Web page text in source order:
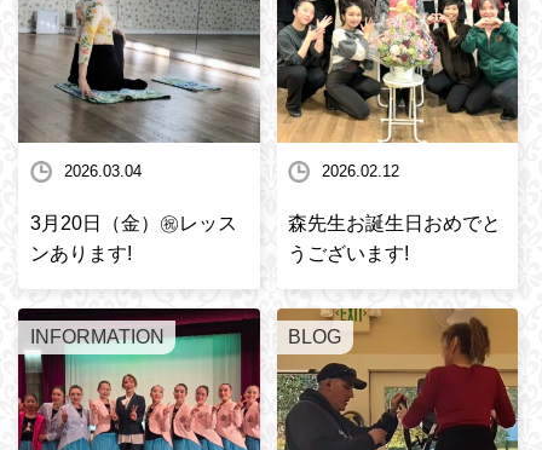
2026.03.04
3月20日（金）㊗️レッス
ンあります!
2026.02.12
森先生お誕生日おめでと
うございます!
INFORMATION BLOG